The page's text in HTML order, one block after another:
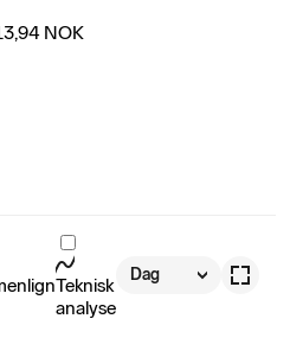
NOK
Teknisk
analyse
Dag